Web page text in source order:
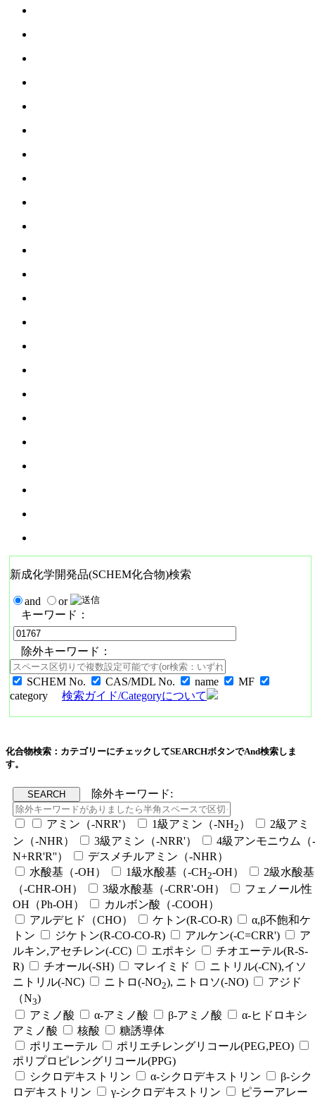
新成化学開発品(SCHEM化合物)検索
and
or
キーワード：
除外キーワード：
SCHEM No. CAS/MDL No. name
MF
category
検索ガイド/Categoryについて
化合物検索：カテゴリーにチェックしてSEARCHボタンでAnd検索しま
す。
除外キーワード:
アミン（-NRR'） 1級アミン（-NH2 ）
2級アミ
ン（-NHR）
3級アミン（-NRR'）
4級アンモニウム（-
N+RR'R''）
デスメチルアミン（-NHR）
水酸基（-OH）
1級水酸基（-CH2-OH）
2級水酸基
（-CHR-OH）
3級水酸基（-CRR'-OH）
フェノール性
OH（Ph-OH）
カルボン酸（-COOH）
アルデヒド（CHO）
ケトン(R-CO-R)
α,β不飽和ケ
トン
ジケトン(R-CO-CO-R) アルケン(-C=CRR')
ア
ルキン,アセチレン(-CC)
エポキシ
チオエーテル(R-S-
R)
チオール(-SH) マレイミド
ニトリル(-CN),イソ
ニトリル(-NC)
ニトロ(-NO2), ニトロソ(-NO)
アジド
（N3)
アミノ酸
α-アミノ酸 β-アミノ酸
α-ヒドロキシ
アミノ酸
核酸
糖誘導体
ポリエーテル
ポリエチレングリコール(PEG,PEO)
ポリプロピレングリコール(PPG)
シクロデキストリン
α-シクロデキストリン
β-シク
ロデキストリン
γ-シクロデキストリン ピラーアレー